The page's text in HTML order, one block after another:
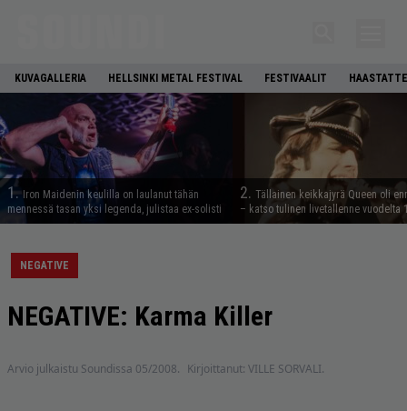
KUVAGALLERIA HELLSINKI METAL FESTIVAL FESTIVAALIT
1. Iron Maidenin keulilla on laulanut tähän
mennessä tasan yksi legenda, julistaa ex-solisti
2. Tällainen keikkajyrä Queen oli
– katso tulinen livetallenne vuodelta
NEGATIVE
NEGATIVE: Karma Killer
Arvio julkaistu Soundissa 05/2008. Kirjoittanut: VILLE SORVALI.